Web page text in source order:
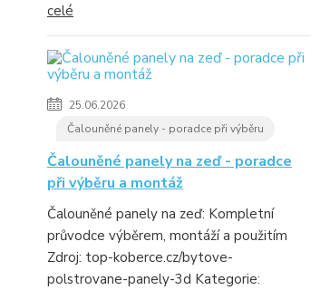
celé
25.06.2026
Čalouněné panely - poradce při výběru
Čalouněné panely na zeď - poradce
při výběru a montáž
Čalouněné panely na zeď: Kompletní
průvodce výběrem, montáží a použitím
Zdroj: top-koberce.cz/bytove-
polstrovane-panely-3d Kategorie: